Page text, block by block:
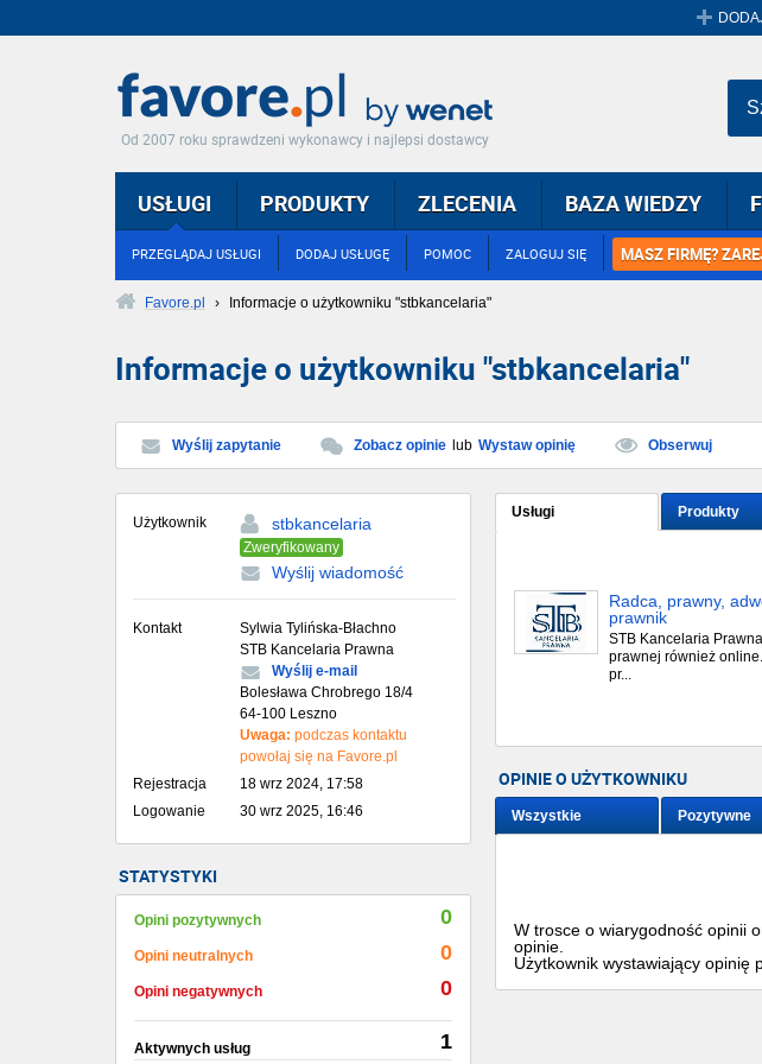
Od 2007 roku sprawdzeni wykonawcy i najlepsi dostawcy
USŁUGI
PRZEGLĄDAJ USŁUGI DODAJ USŁUGĘ POMOC ZALOGUJ SIĘ MASZ FIRMĘ?
PRODUKTY ZLECENIA BAZA WIEDZY
Favore.pl › Informacje o użytkowniku "stbkancelaria"
Informacje o użytkowniku "stbkancelaria"
Wyślij zapytanie Zobacz opinie lub Wystaw opinię Obserwuj
Użytkownik stbkancelaria
Zweryfikowany
Wyślij wiadomość
Kontakt
Sylwia Tylińska-Błachno
STB Kancelaria Prawna
Wyślij e-mail
Bolesława Chrobrego 18/4
64-100 Leszno
Uwaga: podczas kontaktu
powołaj się na Favore.pl
Rejestracja
18 wrz 2024, 17:58
Logowanie
30 wrz 2025, 16:46
STATYSTYKI
Opini pozytywnych 0
Opini neutralnych 0
Opini negatywnych 0
Aktywnych usług 1
Usługi Produkty
Radca, prawny,
prawnik
STB Kancelaria
prawnej również
pr...
OPINIE O UŻYTKOWNIKU
Wszystkie Pozytywne
W trosce o wiarygodność opinii
opinie.
Użytkownik wystawiający opinię